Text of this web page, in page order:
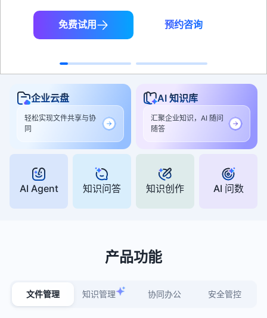
免费试用 预约咨询
企业云盘
轻松实现文件共享与协
同
AI 知识库
汇聚企业知识，AI 随问
随答
AI Agent 知识问答 知识创作 AI 问数
产品功能
文件管理 知识管理 协同办公 安全管控